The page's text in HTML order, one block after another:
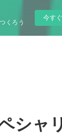
くろう
今す
シャ